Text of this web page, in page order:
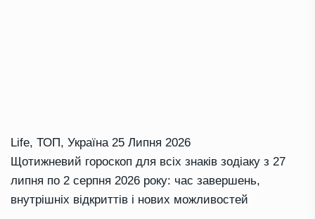
Life, ТОП, Україна 25 Липня 2026
Щотижневий гороскоп для всіх знаків зодіаку з 27
липня по 2 серпня 2026 року: час завершень,
внутрішніх відкриттів і нових можливостей